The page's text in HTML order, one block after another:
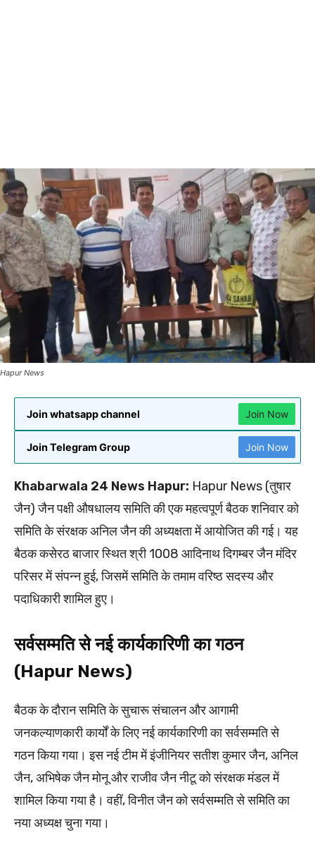
Hapur News
Join whatsapp channel Join Now
Join Telegram Group Join Now
Khabarwala 24 News Hapur: Hapur News (तुषार
जैन) जैन पक्षी औषधालय समिति की एक महत्वपूर्ण बैठक शनिवार को
समिति के संरक्षक अनिल जैन की अध्यक्षता में आयोजित की गई। यह
बैठक कसेरठ बाजार स्थित श्री 1008 आदिनाथ दिगम्बर जैन मंदिर
परिसर में संपन्न हुई, जिसमें समिति के तमाम वरिष्ठ सदस्य और
पदाधिकारी शामिल हुए।
सर्वसम्मति से नई कार्यकारिणी का गठन
(Hapur News)
बैठक के दौरान समिति के सुचारू संचालन और आगामी
जनकल्याणकारी कार्यों के लिए नई कार्यकारिणी का सर्वसम्मति से
गठन किया गया। इस नई टीम में इंजीनियर सतीश कुमार जैन, अनिल
जैन, अभिषेक जैन मोनू और राजीव जैन नीटू को संरक्षक मंडल में
शामिल किया गया है। वहीं, विनीत जैन को सर्वसम्मति से समिति का
नया अध्यक्ष चुना गया।